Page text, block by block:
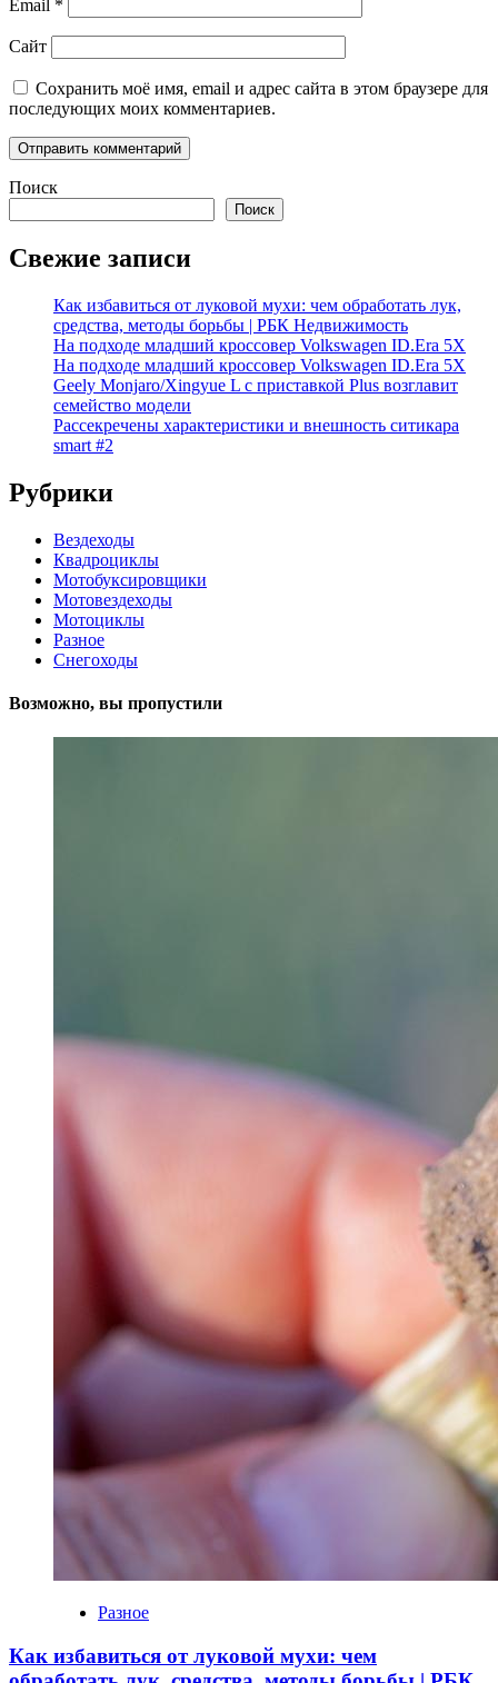
Email *
Сайт
Сохранить моё имя, email и адрес сайта в этом браузере для
последующих моих комментариев.
Поиск
Поиск
Свежие записи
Как избавиться от луковой мухи: чем обработать лук,
средства, методы борьбы | РБК Недвижимость
На подходе младший кроссовер Volkswagen ID.Era 5X
На подходе младший кроссовер Volkswagen ID.Era 5X
Geely Monjaro/Xingyue L с приставкой Plus возглавит
семейство модели
Рассекречены характеристики и внешность ситикара
smart #2
Рубрики
Вездеходы
Квадроциклы
Мотобуксировщики
Мотовездеходы
Мотоциклы
Разное
Снегоходы
Возможно, вы пропустили
Разное
Как избавиться от луковой мухи: чем